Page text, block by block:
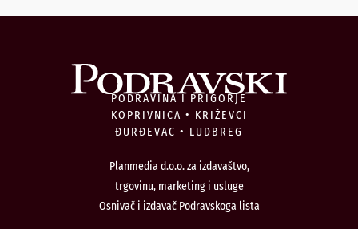
PODRAVINA I PRIGORJE
KOPRIVNICA • KRIŽEVCI
ĐURĐEVAC • LUDBREG
Planmedia d.o.o. za izdavaštvo,
trgovinu, marketing i usluge
Osnivač i izdavač Podravskoga lista